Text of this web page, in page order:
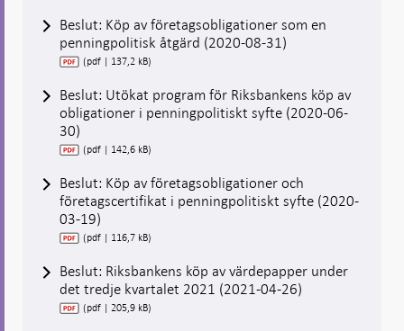
Beslut: Köp av företagsobligationer som en
penningpolitisk åtgärd (2020-08-31)
(pdf | 137,2 kB)
Beslut: Utökat program för Riksbankens köp av
obligationer i penningpolitiskt syfte (2020-06-
30)
(pdf | 142,6 kB)
Beslut: Köp av företagsobligationer och
företagscertifikat i penningpolitiskt syfte (2020-
03-19)
(pdf | 116,7 kB)
Beslut: Riksbankens köp av värdepapper under
det tredje kvartalet 2021 (2021-04-26)
(pdf | 205,9 kB)